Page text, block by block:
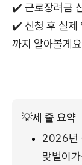
✔️ 근로장려금
✔️ 신청 후 실제
까지 알아볼게
💡세 줄 요약
맞벌이